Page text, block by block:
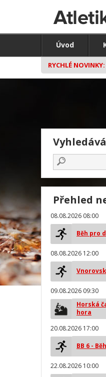
Úvod
RYCHLÉ NOVINKY:
Přehled
08.08.2026 08:00
Běh pro
08.08.2026 12:00
09.08.2026 09:30
Horská
hora
20.08.2026 17:00
BB 6 -
22.08.2026 10:00